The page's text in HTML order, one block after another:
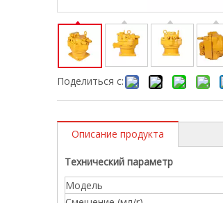
Поделиться с:
Описание продукта
Технический параметр
Модель